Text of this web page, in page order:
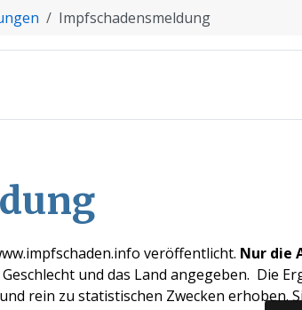
Impfschadensmeldung
veröffentlicht. Nur die
und das Land angegeben. Die
rein zu statistischen Zwecken erhoben.